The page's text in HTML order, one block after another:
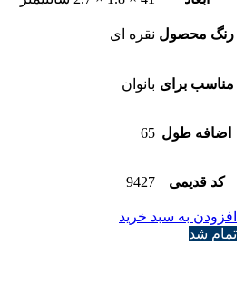
رنگ محصول نقره ای
مناسب برای بانوان
اضافه طول 65
کد قدیمی 9427
افزودن به سبد خرید
تمام شد